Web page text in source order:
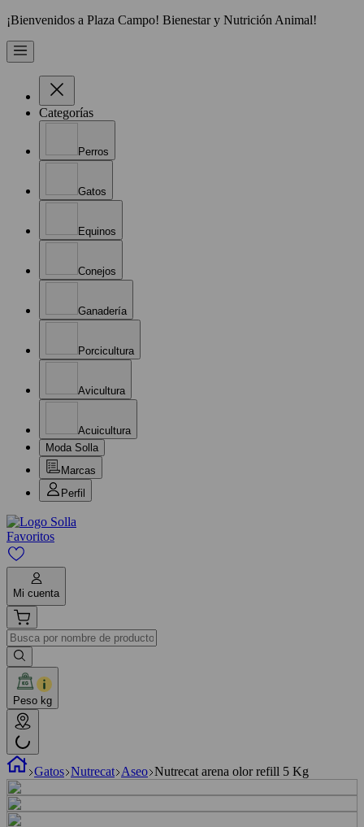
¡Bienvenidos a Plaza Campo! Bienestar y Nutrición Animal!
Categorías
Perros
Gatos
Equinos
Conejos
Ganadería
Porcicultura
Avicultura
Acuicultura
Moda Solla
Marcas
Perfil
Favoritos
Mi cuenta
Peso kg
Gatos Nutrecat Aseo Nutrecat arena olor refill 5 Kg